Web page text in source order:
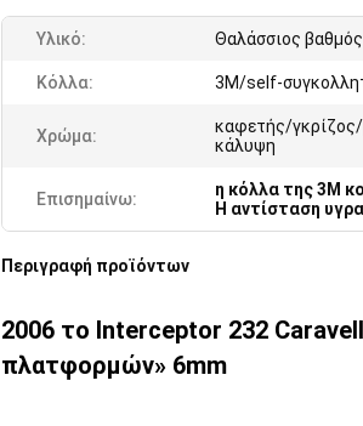
Υλικό: Θαλάσσιος βαθμός
Κόλλα: 3M/self-
Χρώμα:
καφετής/
κάλυψη
Επισημαίνω: η κόλλα της 3M
Η αντίσταση
Περιγραφή προϊόντων
2006 το lnterceptor 232
πλατφορμών» 6mm